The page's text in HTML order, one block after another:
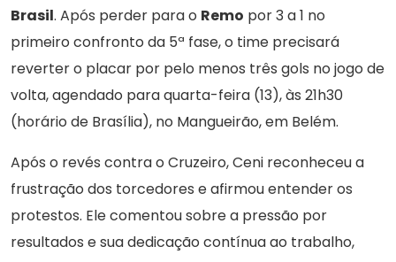
Brasil. Após perder para o Remo por 3 a 1 no
primeiro confronto da 5ª fase, o time precisará
reverter o placar por pelo menos três gols no jogo de
volta, agendado para quarta-feira (13), às 21h30
(horário de Brasília), no Mangueirão, em Belém.
Após o revés contra o Cruzeiro, Ceni reconheceu a
frustração dos torcedores e afirmou entender os
protestos. Ele comentou sobre a pressão por
resultados e sua dedicação contínua ao trabalho,